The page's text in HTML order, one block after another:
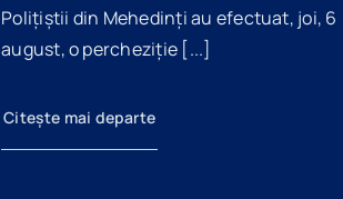
Polițiștii din Mehedinți au efectuat, joi, 6
august, o percheziție [...]
Citește mai departe